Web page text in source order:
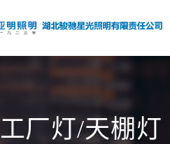
工厂灯/天棚灯